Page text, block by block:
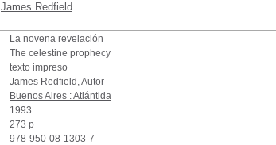
James Redfield
La novena revelación
The celestine prophecy
texto impreso
James Redfield , Autor
Buenos Aires : Atlántida
1993
273 p
978-950-08-1303-7